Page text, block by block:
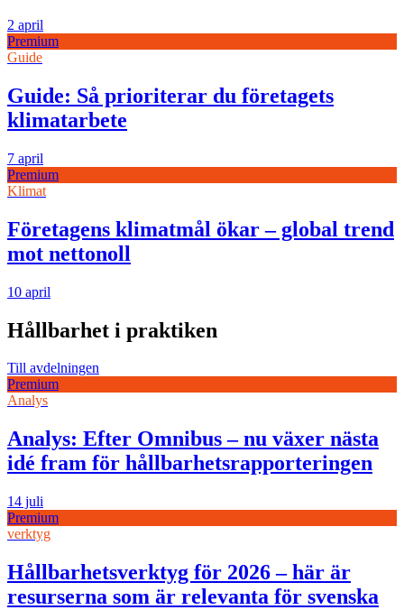
2 april
Premium
Guide
Guide: Så prioriterar du företagets
klimatarbete
7 april
Premium
Klimat
Företagens klimatmål ökar – global trend
mot nettonoll
10 april
Hållbarhet i praktiken
Till avdelningen
Premium
Analys
Analys: Efter Omnibus – nu växer nästa
idé fram för hållbarhetsrapporteringen
14 juli
Premium
verktyg
Hållbarhetsverktyg för 2026 – här är
resurserna som är relevanta för svenska